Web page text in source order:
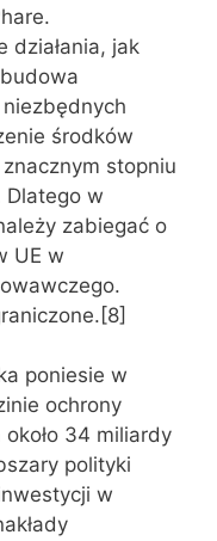
działania, jak
środków
stopniu
Dlatego w
zabiegać o
UE w
poniesie w
ochrony
34 miliardy
polityki
w